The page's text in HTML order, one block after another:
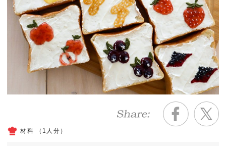
材料 （1人分）